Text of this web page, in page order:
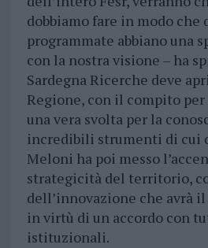
dobbiamo fare in modo che
programmate abbiano una
con la nostra visione – ha
Sardegna Ricerche deve
Regione, con il compito
una vera svolta per la
incredibili strumenti di cui
Meloni ha poi messo
strategicità del territorio,
dell’innovazione che avrà il
in virtù di un accordo con
istituzionali.